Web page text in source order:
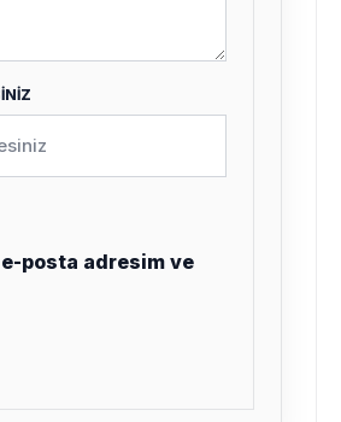
e-posta adresim ve